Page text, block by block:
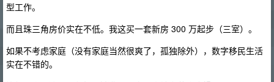
型工作。
而且珠三角房价实在不低。我这买一套新房 300 万起步（三室）。
如果不考虑家庭（没有家庭当然很爽了，孤独除外），数字移民生活
实在不错的。